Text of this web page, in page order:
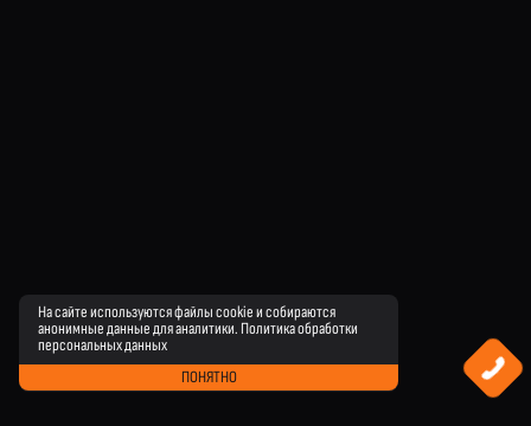
На сайте используются файлы cookie и собираются
анонимные данные для аналитики. Политика обработки
персональных данных
ПОНЯТНО